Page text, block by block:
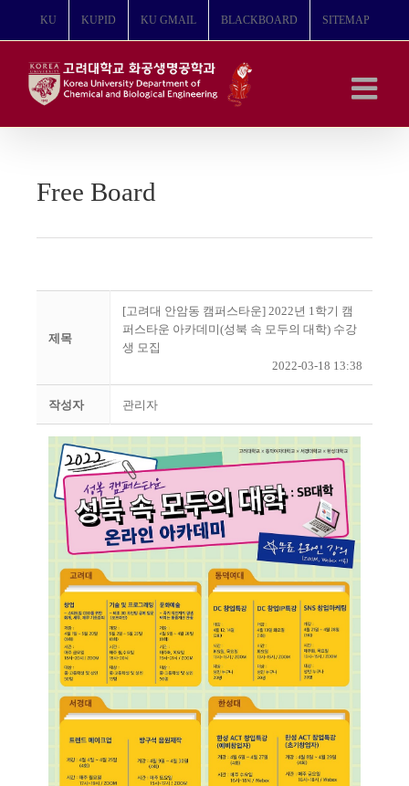
뛰
KU KUPID KU GMAIL BLACKBOARD SITEMAP
Free Board
제목
[고려대 안암동 캠퍼스타운] 2022년 1학기 캠
퍼스타운 아카데미(성북 속 모두의 대학) 수강
생 모집
2022-03-18 13:38
작성자 관리자